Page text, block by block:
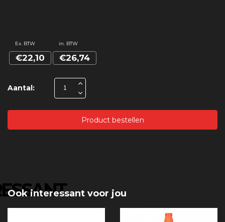
Aantal:
Ex. BTW in. BTW
€22,10 €26,74
Product bestellen
Ook interessant voor jou